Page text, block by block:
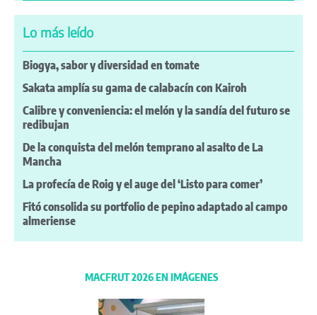
Lo más leído
Biogya, sabor y diversidad en tomate
Sakata amplía su gama de calabacín con Kairoh
Calibre y conveniencia: el melón y la sandía del futuro se
redibujan
De la conquista del melón temprano al asalto de La
Mancha
La profecía de Roig y el auge del ‘Listo para comer’
Fitó consolida su portfolio de pepino adaptado al campo
almeriense
MACFRUT 2026 EN IMÁGENES